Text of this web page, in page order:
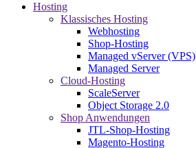
Hosting
Klassisches Hosting
Webhosting
Shop-Hosting
Managed vServer (VPS)
Managed Server
Cloud-Hosting
ScaleServer
Object Storage 2.0
Shop Anwendungen
JTL-Shop-Hosting
Magento-Hosting